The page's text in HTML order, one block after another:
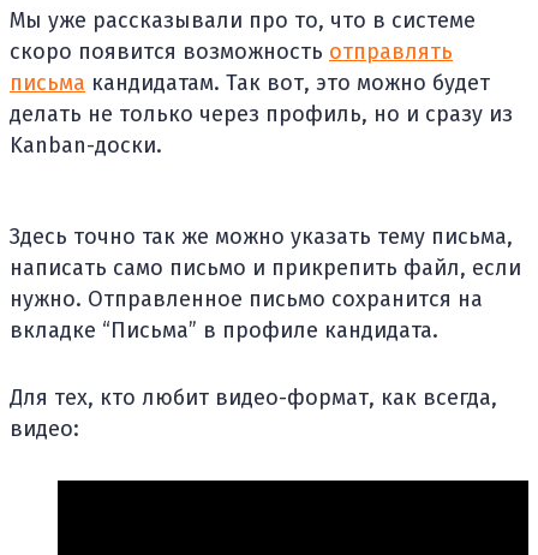
Мы уже рассказывали про то, что в системе
скоро появится возможность отправлять
письма кандидатам. Так вот, это можно будет
делать не только через профиль, но и сразу из
Kanban-доски.
Здесь точно так же можно указать тему письма,
написать само письмо и прикрепить файл, если
нужно. Отправленное письмо сохранится на
вкладке “Письма” в профиле кандидата.
Для тех, кто любит видео-формат, как всегда,
видео: